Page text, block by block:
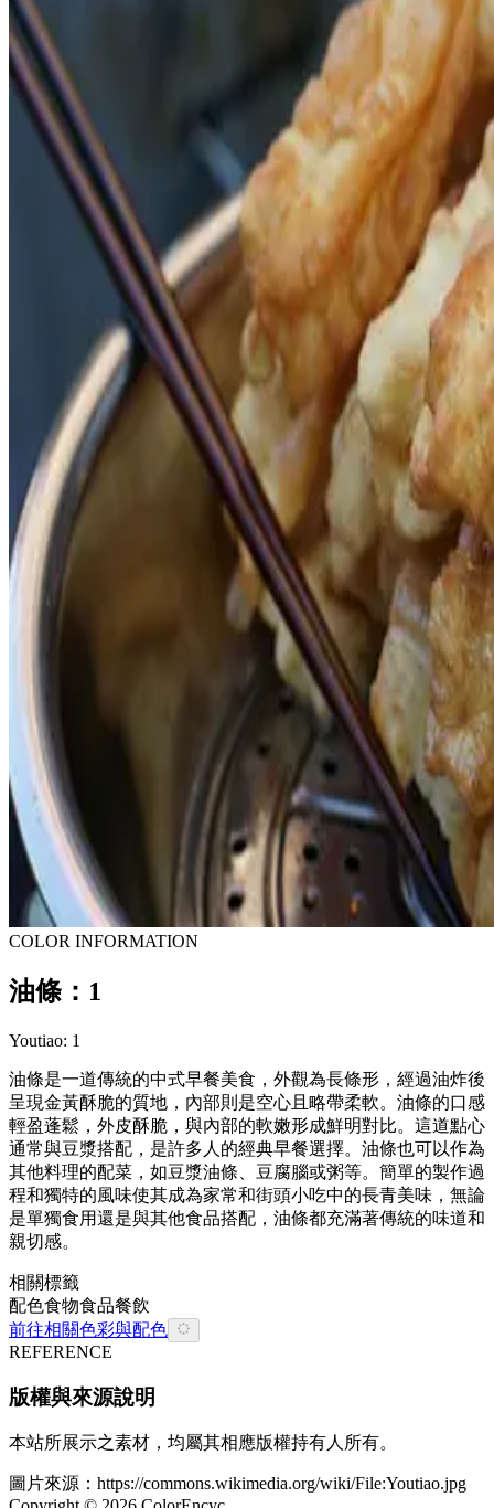
COLOR INFORMATION
油條：1
Youtiao: 1
油條是一道傳統的中式早餐美食，外觀為長條形，經過油炸後
呈現金黃酥脆的質地，內部則是空心且略帶柔軟。油條的口感
輕盈蓬鬆，外皮酥脆，與內部的軟嫩形成鮮明對比。這道點心
通常與豆漿搭配，是許多人的經典早餐選擇。油條也可以作為
其他料理的配菜，如豆漿油條、豆腐腦或粥等。簡單的製作過
程和獨特的風味使其成為家常和街頭小吃中的長青美味，無論
是單獨食用還是與其他食品搭配，油條都充滿著傳統的味道和
親切感。
相關標籤
配色食物食品餐飲
前往相關色彩與配色
REFERENCE
版權與來源說明
本站所展示之素材，均屬其相應版權持有人所有。
圖片來源： https://commons.wikimedia.org/wiki/File:Youtiao.jpg